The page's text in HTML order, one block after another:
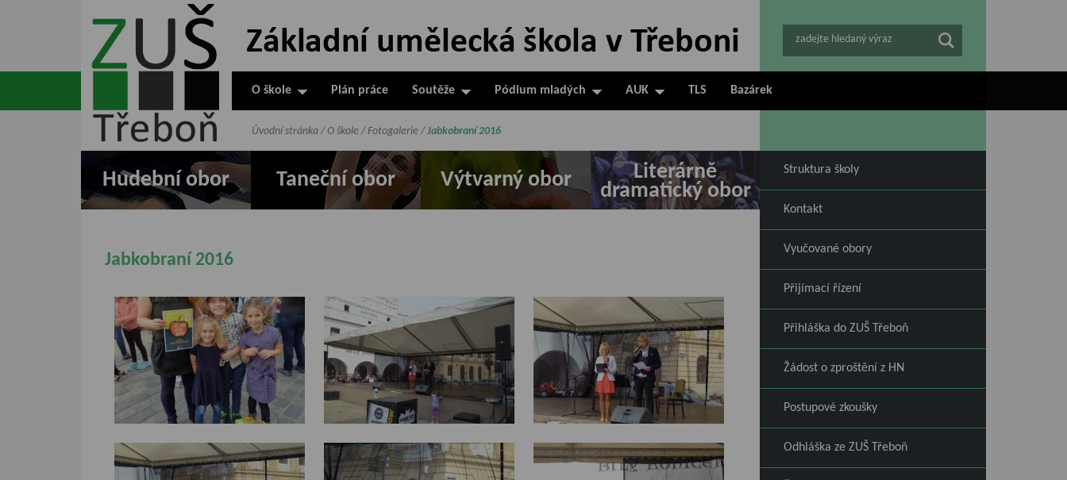
ZUŠ Třeboň -
Základní
umělecká škola
zadejte hledaný výraz
O škole Plán práce Soutěže Pódium mladých AUK TLS Bazárek
Hudební obor Taneční obor Výtvarný obor
Literárně
dramatický obor
Úvodní stránka / O škole / Fotogalerie / Jabkobraní 2016
Jabkobraní 2016
Struktura školy
Kontakt
Vyučované obory
Přijímací řízení
Přihláška do ZUŠ Třeboň
Žádost o zproštění z HN
Postupové zkoušky
Odhláška ze ZUŠ Třeboň